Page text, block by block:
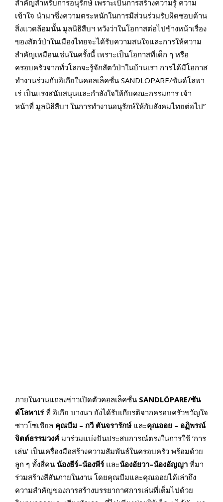
สำคัญสำหรับการอนุรักษ์ เพราะเป็นการสร้างความรู้ ความ
เข้าใจ นำมาซึ่งความตระหนักในการมีส่วนร่วมรับผิดชอบด้าน
สิ่งแวดล้อมนั้น มูลนิธิสืบฯ หวังว่าในโอกาสต่อไปข้างหน้าเรื่อง
ของสัตว์ป่าในเมืองไทยจะได้รับความสนใจและการให้ความ
สำคัญเหมือนเช่นในครั้งนี้ เพราะเป็นโอกาสที่เด็ก ๆ หรือ
ครอบครัวจากทั่วโลกจะรู้จักสัตว์ป่าในบ้านเรา การได้มีโอกาส
ทำงานร่วมกับอิเกียในคอลเล็คชั่น SANDLÖPARE/ซันด์โลพา
เร่ เป็นแรงสนับสนุนและกำลังใจให้กับคณะกรรมการ เจ้า
หน้าที่ มูลนิธิสืบฯ ในการทำงานอนุรักษ์ให้กับสังคมไทยต่อไป”
ภายในงานแถลงข่าวเปิดตัวคอลเล็คชั่น SANDLÖPARE/ซัน
ด์โลพาเร่ที่ อิเกีย บางนา ยังได้รับเกียรติจากครอบครัวขวัญใจ
ชาวโซเชียล คุณบีม – กวี ตันจรารักษ์ และคุณออย – อฏิพรณ์
จิตต์ธรรมวงศ์ มาร่วมแบ่งปันประสบการณ์ตรงในการใช้ ‘การ
เล่น’ เป็นเครื่องมือสร้างความสัมพันธ์ในครอบครัว พร้อมด้วย
ลูก ๆ ทั้งสี่คน น้องธีร์–น้องพีร์และน้องอัยวา–น้องอัญญา ที่มา
ร่วมสร้างสีสันภายในงาน โดยคุณบีมและคุณออยได้เล่าถึง
ความสำคัญของการสร้างบรรยากาศการเล่นที่เต็มไปด้วย